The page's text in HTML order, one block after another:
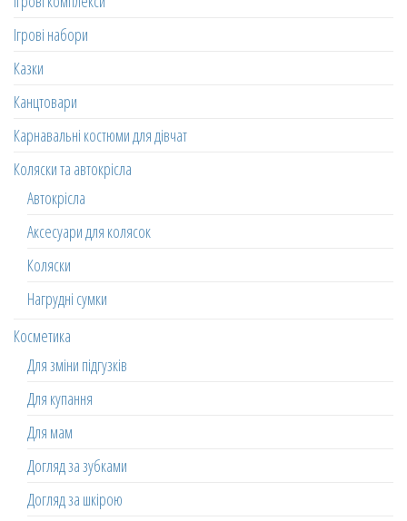
Ігрові набори
Казки
Канцтовари
Карнавальні костюми для дівчат
Коляски та автокрісла
Автокрісла
Аксесуари для колясок
Коляски
Нагрудні сумки
Косметика
Для зміни підгузків
Для купання
Для мам
Догляд за зубками
Догляд за шкірою